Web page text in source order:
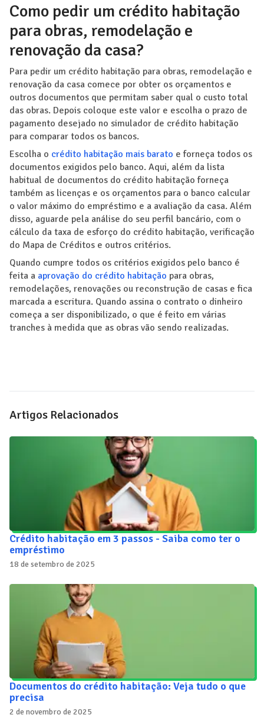
Como pedir um crédito habitação
para obras, remodelação e
renovação da casa?
Para pedir um crédito habitação para obras, remodelação e
renovação da casa comece por obter os orçamentos e
outros documentos que permitam saber qual o custo total
das obras. Depois coloque este valor e escolha o prazo de
pagamento desejado no simulador de crédito habitação
para comparar todos os bancos.
Escolha o crédito habitação mais barato e forneça todos os
documentos exigidos pelo banco. Aqui, além da lista
habitual de documentos do crédito habitação forneça
também as licenças e os orçamentos para o banco calcular
o valor máximo do empréstimo e a avaliação da casa. Além
disso, aguarde pela análise do seu perfil bancário, com o
cálculo da taxa de esforço do crédito habitação, verificação
do Mapa de Créditos e outros critérios.
Quando cumpre todos os critérios exigidos pelo banco é
feita a aprovação do crédito habitação para obras,
remodelações, renovações ou reconstrução de casas e fica
marcada a escritura. Quando assina o contrato o dinheiro
começa a ser disponibilizado, o que é feito em várias
tranches à medida que as obras vão sendo realizadas.
Artigos Relacionados
Crédito habitação em 3 passos - Saiba como ter o
empréstimo
18 de setembro de 2025
Documentos do crédito habitação: Veja tudo o que
precisa
2 de novembro de 2025